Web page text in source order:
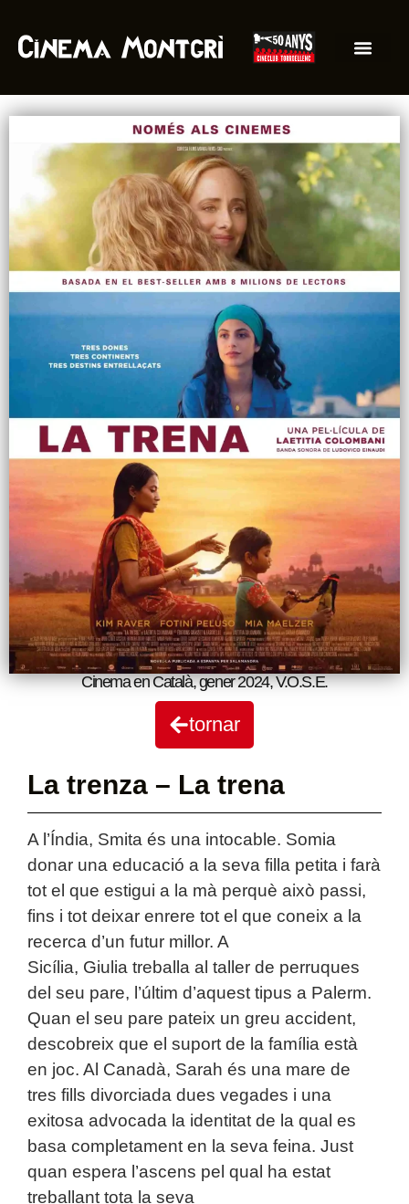
Cinema en Català,gener 2024,V.O.S.E.
tornar
La trenza – La trena
A l’Índia, Smita és una intocable. Somia
donar una educació a la seva filla petita i farà
tot el que estigui a la mà perquè això passi,
fins i tot deixar enrere tot el que coneix a la
recerca d’un futur millor. A
Sicília, Giulia treballa al taller de perruques
del seu pare, l’últim d’aquest tipus a Palerm.
Quan el seu pare pateix un greu accident,
descobreix que el suport de la família està
en joc. Al Canadà, Sarah és una mare de
tres fills divorciada dues vegades i una
exitosa advocada la identitat de la qual es
basa completament en la seva feina. Just
quan espera l’ascens pel qual ha estat
treballant tota la seva